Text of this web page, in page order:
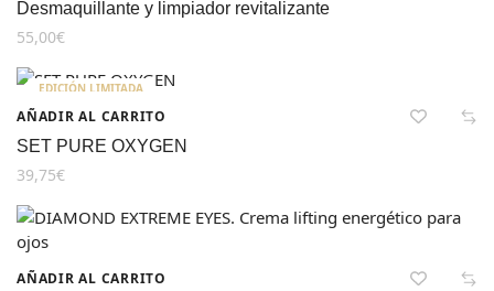
Desmaquillante y limpiador revitalizante
55,00€
EDICIÓN LIMITADA
AÑADIR AL CARRITO
SET PURE OXYGEN
39,75€
AÑADIR AL CARRITO